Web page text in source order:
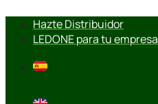
contenido
Hazte Distribuidor
LEDONE para tu empresa